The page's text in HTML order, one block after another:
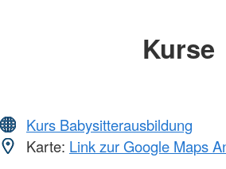
Kurse
Kurs Babysitterausbildung
Karte: Link zur Google Maps